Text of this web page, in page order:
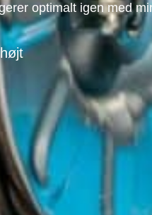
optimalt igen med